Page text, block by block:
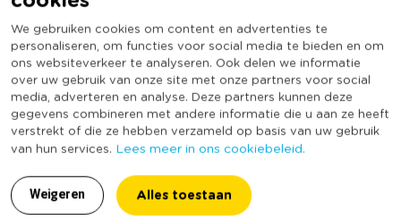
We gebruiken cookies om content en advertenties te
personaliseren, om functies voor social media te bieden en om
ons websiteverkeer te analyseren. Ook delen we informatie
over uw gebruik van onze site met onze partners voor social
media, adverteren en analyse. Deze partners kunnen deze
gegevens combineren met andere informatie die u aan ze heeft
verstrekt of die ze hebben verzameld op basis van uw gebruik
van hun services. Lees meer in ons cookiebeleid.
Weigeren Alles toestaan
34